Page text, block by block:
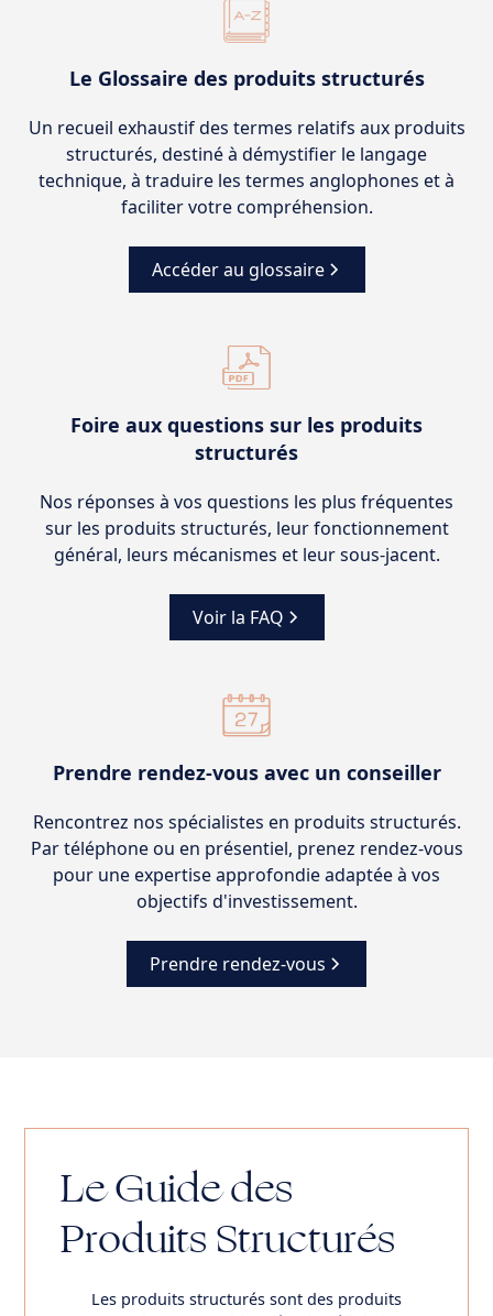
Le Glossaire des produits structurés
Un recueil exhaustif des termes relatifs aux produits
structurés, destiné à démystifier le langage
technique, à traduire les termes anglophones et à
faciliter votre compréhension.
Accéder au glossaire
Foire aux questions sur les produits
structurés
Nos réponses à vos questions les plus fréquentes
sur les produits structurés, leur fonctionnement
général, leurs mécanismes et leur sous-jacent.
Voir la FAQ
Prendre rendez-vous avec un conseiller
Rencontrez nos spécialistes en produits structurés.
Par téléphone ou en présentiel, prenez rendez-vous
pour une expertise approfondie adaptée à vos
objectifs d'investissement.
Prendre rendez-vous
Le Guide des
Produits Structurés
Les produits structurés sont des produits